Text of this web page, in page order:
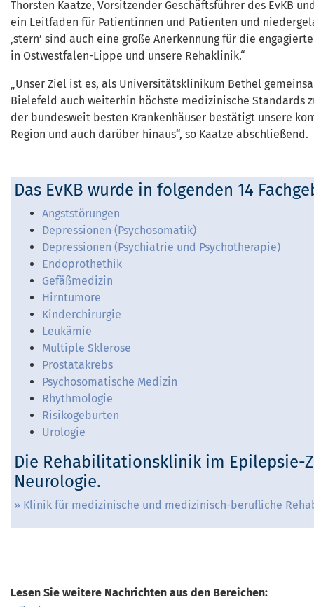
Thorsten Kaatze, Vorsitzender Geschäftsführer des EvKB
ein Leitfaden für Patientinnen und Patienten und
‚stern’ sind auch eine große Anerkennung für die
in Ostwestfalen-Lippe und unsere Rehaklinik.“
„Unser Ziel ist es, als Universitätsklinikum Bethel
Bielefeld auch weiterhin höchste medizinische Standards
der bundesweit besten Krankenhäuser bestätigt unsere
Region und auch darüber hinaus“, so Kaatze abschließend.
Das EvKB wurde in folgenden 14
Angststörungen
Depressionen (Psychosomatik)
Depressionen (Psychiatrie und Psychotherapie)
Endoprothethik
Gefäßmedizin
Hirntumore
Kinderchirurgie
Leukämie
Multiple Sklerose
Prostatakrebs
Psychosomatische Medizin
Rhythmologie
Risikogeburten
Urologie
Die Rehabilitationsklinik im Epilepsie-
Neurologie.
Klinik für medizinische und medizinisch-berufliche
Lesen Sie weitere Nachrichten aus den Bereichen: